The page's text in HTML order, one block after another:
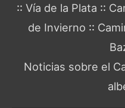
:: Vía de la Plata ::
de Invierno ::
Noticias sobre el